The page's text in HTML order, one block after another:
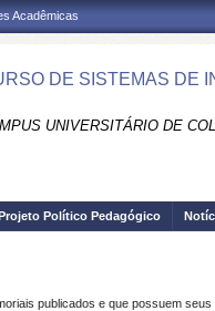
Acadêmicas
DE SISTEMAS DE
UNIVERSITÁRIO DE
Político Pedagógico
publicados e que possuem